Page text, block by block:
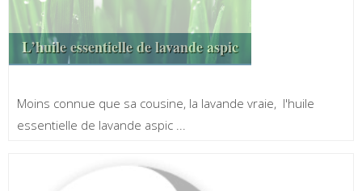
L’huile essentielle de lavande aspic
Moins connue que sa cousine, la lavande vraie, l'huile
essentielle de lavande aspic ...